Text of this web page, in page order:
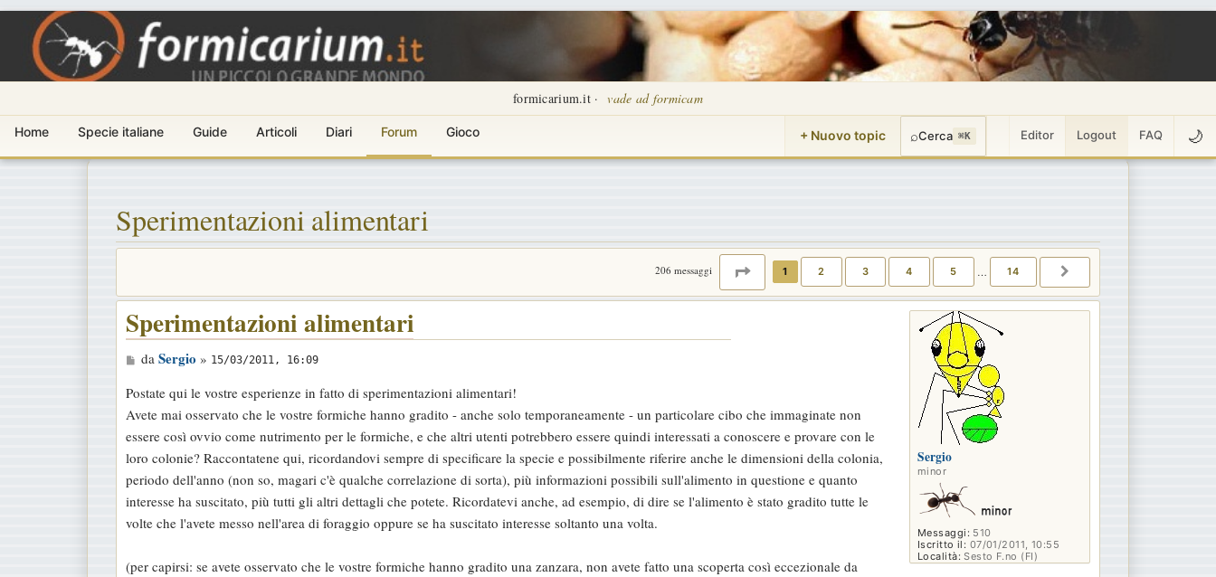
formicarium.it · vade ad formicam
Home Specie italiane Guide Articoli Diari Forum Gioco + Nuovo topic ⌕Cerca ⌘K Editor Logout FAQ 🌙
Sperimentazioni alimentari
206 messaggi PAGINA DI14
1 2 3 4 5 … 14
Sergio
minor
Messaggi: 510
Iscritto il: 07/01/2011, 10:55
Località: Sesto F.no (FI)
Sperimentazioni alimentari
M
s
s
a
g
g
i
o
da Sergio » 15/03/2011, 16:09
Postate qui le vostre esperienze in fatto di sperimentazioni alimentari!
Avete mai osservato che le vostre formiche hanno gradito - anche solo temporaneamente - un particolare cibo che immaginate non
essere così ovvio come nutrimento per le formiche, e che altri utenti potrebbero essere quindi interessati a conoscere e provare con le
loro colonie? Raccontatene qui, ricordandovi sempre di specificare la specie e possibilmente riferire anche le dimensioni della colonia,
periodo dell'anno (non so, magari c'è qualche correlazione di sorta), più informazioni possibili sull'alimento in questione e quanto
interesse ha suscitato, più tutti gli altri dettagli che potete. Ricordatevi anche, ad esempio, di dire se l'alimento è stato gradito tutte le
volte che l'avete messo nell'area di foraggio oppure se ha suscitato interesse soltanto una volta.
(per capirsi: se avete osservato che le vostre formiche hanno gradito una zanzara, non avete fatto una scoperta così eccezionale da